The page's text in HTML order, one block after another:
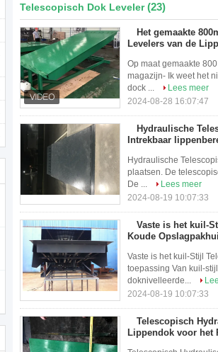
Telescopisch Dok Leveler (23)
Het gemaakte
Levelers van de
Op maat gemaakte
magazijn- Ik weet het
dock ...
Lees meer
2024-08-28 16:07:47
Hydraulische
Intrekbaar
Hydraulische
plaatsen. De
De ...
Lees meer
2024-08-19 10:07:33
Vaste is het kuil-
Koude
Vaste is het kuil-Stijl
toepassing Van kuil-
doknivelleerde...
2024-08-19 10:07:33
Telescopisch
Lippendok voor het